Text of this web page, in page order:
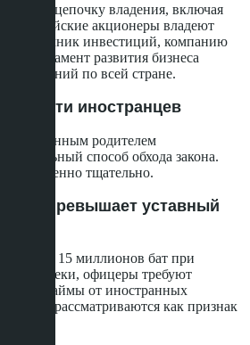
цепочку владения, включая
Если тайские акционеры владеют
источник инвестиций, компанию
Департамент развития бизнеса
компаний по всей стране.
дети иностранцев
иностранным родителем
способ обхода закона.
особенно тщательно.
превышает уставный
за 15 миллионов бат при
без ипотеки, офицеры требуют
Займы от иностранных
лиц рассматриваются как признак